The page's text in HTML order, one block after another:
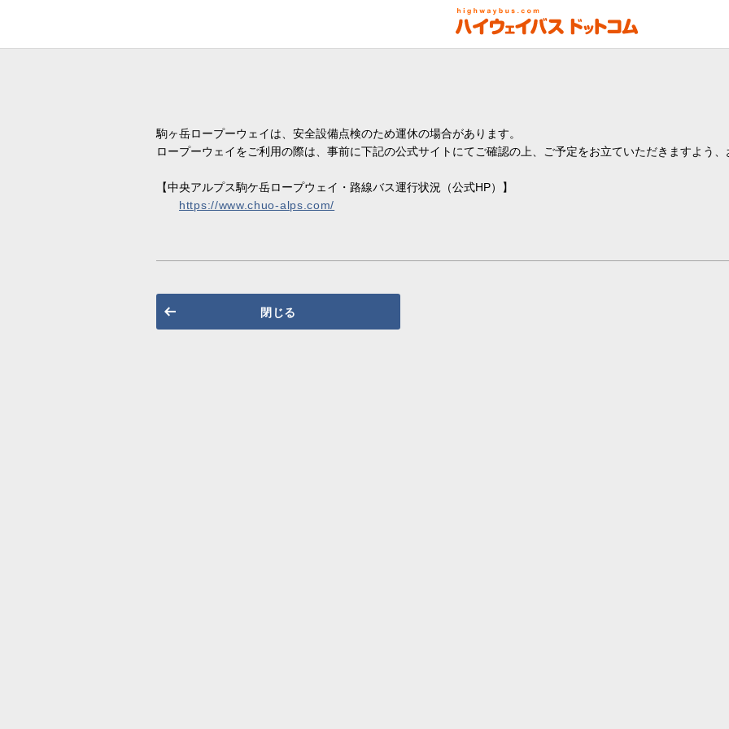
駒ヶ岳ロープーウェイは、安全設備点検のため運休の場合があります。
ロープーウェイをご利用の際は、事前に下記の公式サイトにてご確認の上、ご予定をお立ていただきますよう、
【中央アルプス駒ケ岳ロープウェイ・路線バス運行状況（公式HP）】
https://www.chuo-alps.com/
閉じる